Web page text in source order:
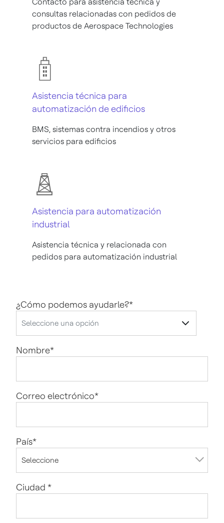
consultas relacionadas con pedidos de
productos de Aerospace Technologies
Asistencia técnica para
automatización de edificios
BMS, sistemas contra incendios y otros
servicios para edificios
Asistencia para automatización
industrial
Asistencia técnica y relacionada con
pedidos para automatización industrial
¿Cómo podemos ayudarle?*
Nombre*
Correo electrónico*
País*
Ciudad *